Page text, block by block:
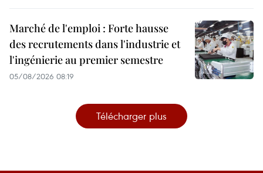
Marché de l'emploi : Forte hausse
des recrutements dans l'industrie et
l'ingénierie au premier semestre
05/08/2026 08:19
Télécharger plus